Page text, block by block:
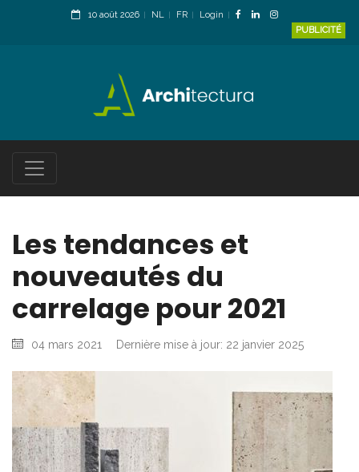
10 août 2026 NL FR
Login
PUBLICITÉ
Les tendances et
nouveautés du
carrelage pour 2021
04 mars 2021 Dernière mise à jour: 22 janvier 2025